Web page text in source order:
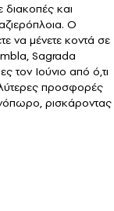
διακοπές και
Ο
να μένετε κοντά σε
Sagrada
τον Ιούνιο από ό,τι
προσφορές
ρισκάροντας